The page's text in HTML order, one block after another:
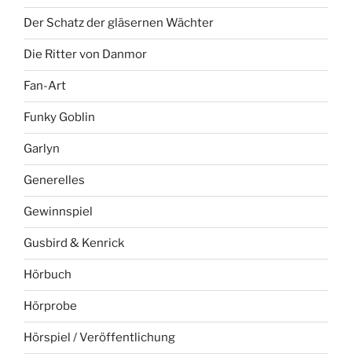
Der Schatz der gläsernen Wächter
Die Ritter von Danmor
Fan-Art
Funky Goblin
Garlyn
Generelles
Gewinnspiel
Gusbird & Kenrick
Hörbuch
Hörprobe
Hörspiel / Veröffentlichung